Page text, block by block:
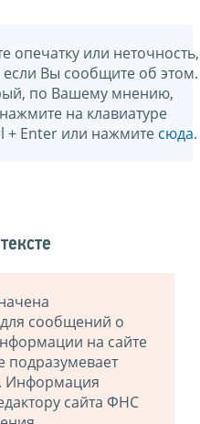
опечатку или неточность,
Вы сообщите об этом.
по Вашему мнению,
на клавиатуре
Enter или нажмите сюда.
сообщений о
на сайте
Информация
сайта ФНС